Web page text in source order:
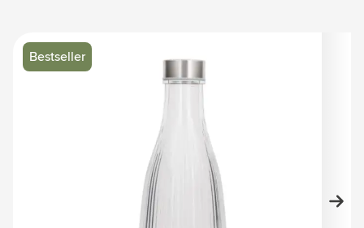
Bestseller
Hauptbild
Klicken Sie, um das Bild im Vollbildmodus zu sehen